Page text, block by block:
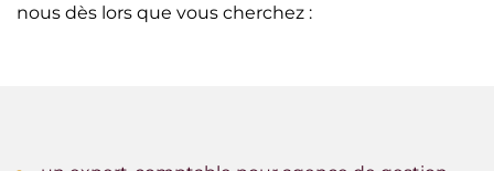
nous dès lors que vous cherchez :